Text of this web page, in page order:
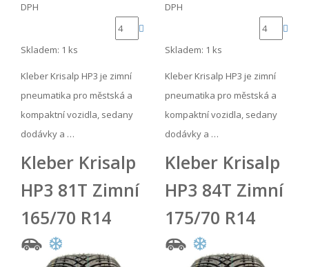
DPH
Skladem: 1 ks
Kleber Krisalp HP3 je zimní
pneumatika pro městská a
kompaktní vozidla, sedany
dodávky a …
DPH
Skladem: 1 ks
Kleber Krisalp HP3 je zimní
pneumatika pro městská a
kompaktní vozidla, sedany
dodávky a …
Kleber Krisalp
HP3 81T Zimní
165/70 R14
Kleber Krisalp
HP3 84T Zimní
175/70 R14